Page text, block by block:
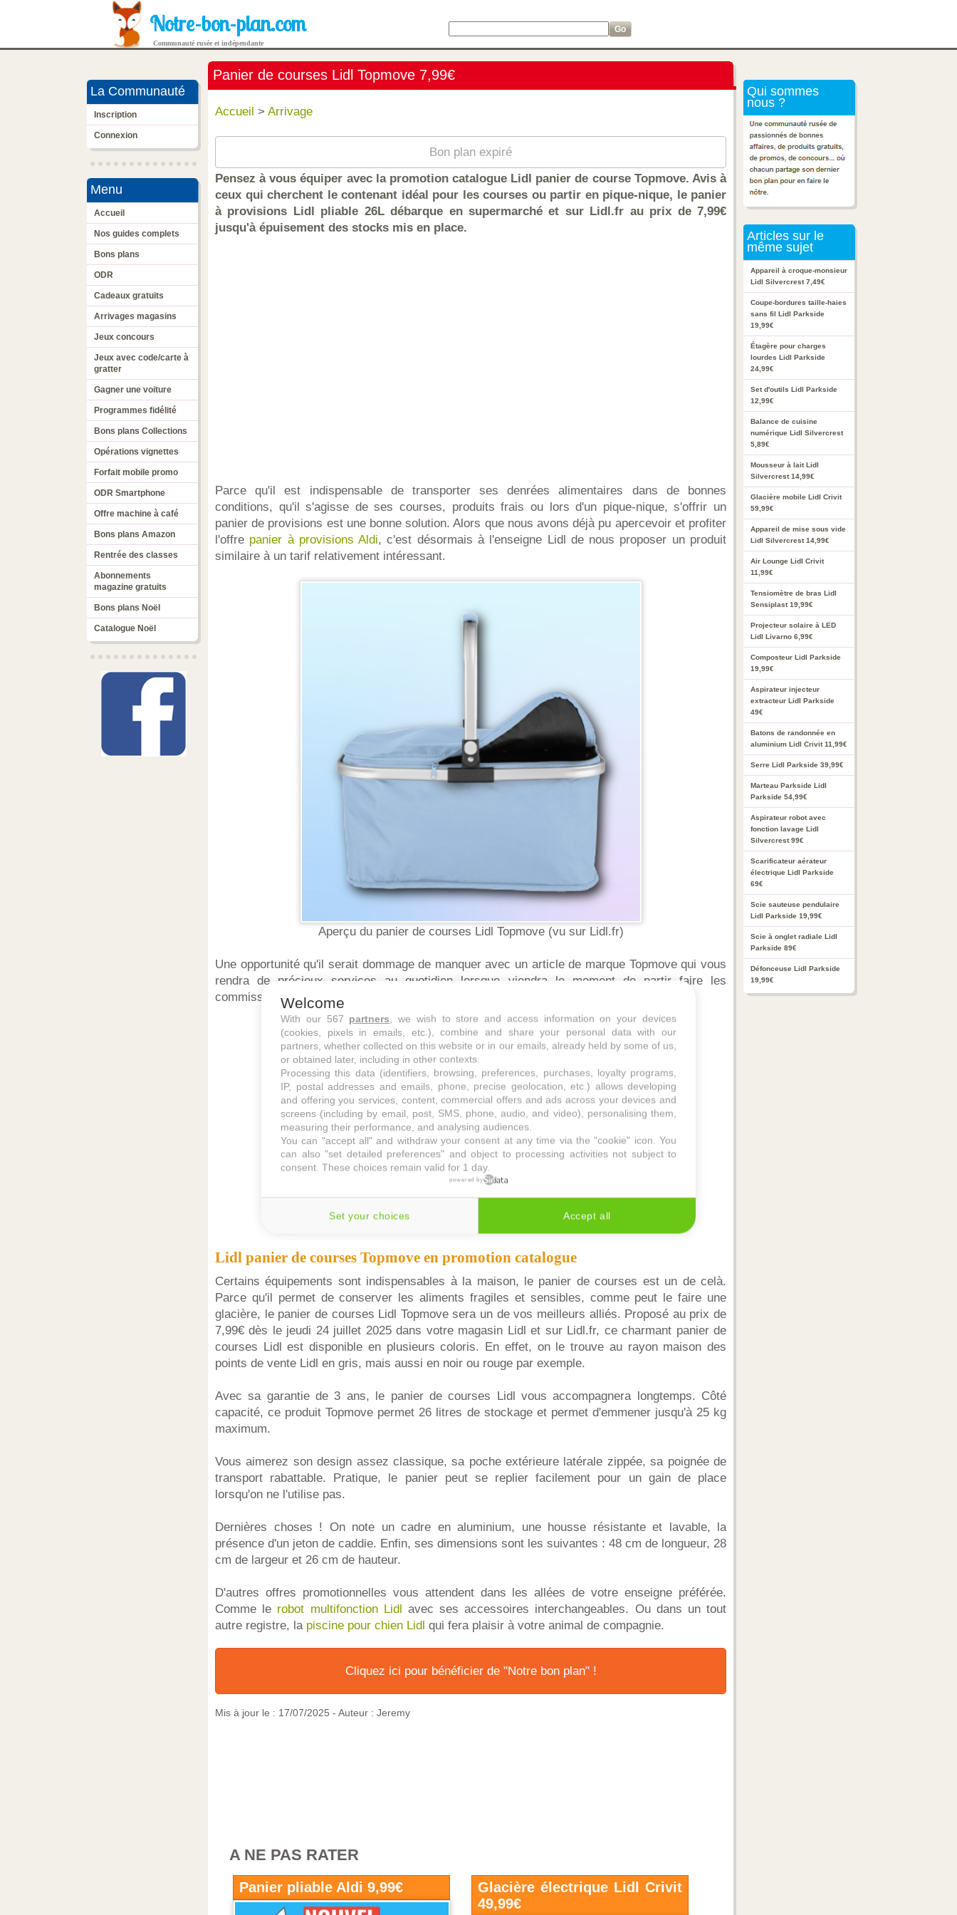
Notre-bon-plan.com
Communauté rusée et indépendante
La Communauté
Inscription
Connexion
Menu
Accueil
Nos guides complets
Bons plans
ODR
Cadeaux gratuits
Arrivages magasins
Jeux concours
Jeux avec code/carte à
gratter
Gagner une voiture
Programmes fidélité
Bons plans Collections
Opérations vignettes
Forfait mobile promo
ODR Smartphone
Offre machine à café
Bons plans Amazon
Rentrée des classes
Abonnements
magazine gratuits
Bons plans Noël
Catalogue Noël
Panier de courses Lidl Topmove 7,99€
Accueil > Arrivage
Bon plan expiré
Pensez à vous équiper avec la promotion catalogue Lidl panier de course Topmove. Avis à
ceux qui cherchent le contenant idéal pour les courses ou partir en pique-nique, le panier
à provisions Lidl pliable 26L débarque en supermarché et sur Lidl.fr au prix de 7,99€
jusqu'à épuisement des stocks mis en place.
Parce qu'il est indispensable de transporter ses denrées alimentaires dans de bonnes
conditions, qu'il s'agisse de ses courses, produits frais ou lors d'un pique-nique, s'offrir un
panier de provisions est une bonne solution. Alors que nous avons déjà pu apercevoir et profiter
l'offre panier à provisions Aldi, c'est désormais à l'enseigne Lidl de nous proposer un produit
similaire à un tarif relativement intéressant.
Aperçu du panier de courses Lidl Topmove (vu sur Lidl.fr)
Une opportunité qu'il serait dommage de manquer avec un article de marque Topmove qui vous
rendra de précieux services au quotidien lorsque viendra le moment de partir faire les
commissions ou profiter d'un repas en extérieur.
Lidl panier de courses Topmove en promotion catalogue
Certains équipements sont indispensables à la maison, le panier de courses est un de celà.
Parce qu'il permet de conserver les aliments fragiles et sensibles, comme peut le faire une
glacière, le panier de courses Lidl Topmove sera un de vos meilleurs alliés. Proposé au prix de
7,99€ dès le jeudi 24 juillet 2025 dans votre magasin Lidl et sur Lidl.fr, ce charmant panier de
courses Lidl est disponible en plusieurs coloris. En effet, on le trouve au rayon maison des
points de vente Lidl en gris, mais aussi en noir ou rouge par exemple.
Avec sa garantie de 3 ans, le panier de courses Lidl vous accompagnera longtemps. Côté
capacité, ce produit Topmove permet 26 litres de stockage et permet d'emmener jusqu'à 25 kg
maximum.
Vous aimerez son design assez classique, sa poche extérieure latérale zippée, sa poignée de
transport rabattable. Pratique, le panier peut se replier facilement pour un gain de place
lorsqu'on ne l'utilise pas.
Dernières choses ! On note un cadre en aluminium, une housse résistante et lavable, la
présence d'un jeton de caddie. Enfin, ses dimensions sont les suivantes : 48 cm de longueur, 28
cm de largeur et 26 cm de hauteur.
D'autres offres promotionnelles vous attendent dans les allées de votre enseigne préférée.
Comme le robot multifonction Lidl avec ses accessoires interchangeables. Ou dans un tout
autre registre, la piscine pour chien Lidl qui fera plaisir à votre animal de compagnie.
Cliquez ici pour bénéficier de "Notre bon plan" !
Mis à jour le : 17/07/2025 - Auteur : Jeremy
A NE PAS RATER
Panier pliable Aldi 9,99€
Glacière électrique Lidl Crivit
49,99€
Qui sommes
nous ?
Articles sur le
même sujet
Appareil à croque-monsieur
Lidl Silvercrest 7,49€
Coupe-bordures taille-haies
sans fil Lidl Parkside
19,99€
Étagère pour charges
lourdes Lidl Parkside
24,99€
Set d'outils Lidl Parkside
12,99€
Balance de cuisine
numérique Lidl Silvercrest
5,89€
Mousseur à lait Lidl
Silvercrest 14,99€
Glacière mobile Lidl Crivit
59,99€
Appareil de mise sous vide
Lidl Silvercrest 14,99€
Air Lounge Lidl Crivit
11,99€
Tensiomètre de bras Lidl
Sensiplast 19,99€
Projecteur solaire à LED
Lidl Livarno 6,99€
Composteur Lidl Parkside
19,99€
Aspirateur injecteur
extracteur Lidl Parkside
49€
Batons de randonnée en
aluminium Lidl Crivit 11,99€
Serre Lidl Parkside 39,99€
Marteau Parkside Lidl
Parkside 54,99€
Aspirateur robot avec
fonction lavage Lidl
Silvercrest 99€
Scarificateur aérateur
électrique Lidl Parkside
69€
Scie sauteuse pendulaire
Lidl Parkside 19,99€
Scie à onglet radiale Lidl
Parkside 89€
Défonceuse Lidl Parkside
19,99€
Welcome
With our 567 partners , we wish to store and access information on your devices
(cookies, pixels in emails, etc.), combine and share your personal data with our
partners, whether collected on this website or in our emails, already held by some of us,
or obtained later, including in other contexts.
Processing this data (identifiers, browsing, preferences, purchases, loyalty programs,
IP, postal addresses and emails, phone, precise geolocation, etc.) allows developing
and offering you services, content, commercial offers and ads across your devices and
screens (including by email, post, SMS, phone, audio, and video), personalising them,
measuring their performance, and analysing audiences.
You can "accept all" and withdraw your consent at any time via the "cookie" icon. You
can also "set detailed preferences" and object to processing activities not subject to
consent. These choices remain valid for 1 day.
powered by
Set your choices Accept all